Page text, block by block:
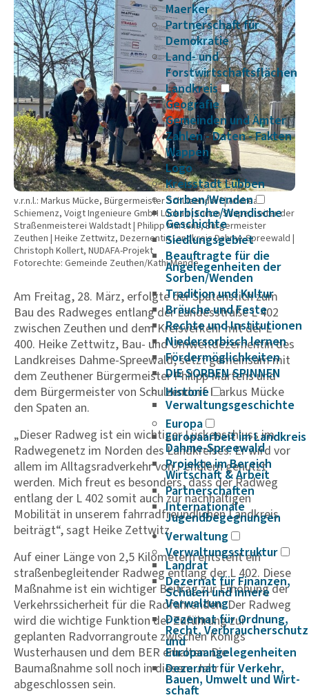
Maerker
Partnerschaft für
Demokratie
Land- und
Forstwirtschaftsflächen
Landkreis
Geografie
Gemeinden und Ämter
Zahlen - Daten - Fakten
Wappen
Logo
Kreisstadt Lübben
Sorben/Wenden
Sorbische/Wendische
Geschichte
Siedlungsgebiet
Beauftragte für die
Angelegenheiten der
Sorben/Wenden
Tradition und Kultur
Bräuche und Feste
Rechte und Institutionen
Niedersorbisch lernen
Fördermöglichkeiten
DIE SORBEN SPINNEN
Historie
Verwaltungsgeschichte
Europa
Europaarbeit im Landkreis
Dahme-Spreewald
Projekte im Bereich
Wirtschaft & Arbeit
Partnerschaften
Internationale
Jugendbegegnungen
Verwaltung
Verwaltungsstruktur
Landrat
Dezernat für Finanzen,
Schulen und innere
Verwaltung
Dezernat für Ordnung,
Recht, Verbraucherschutz
und
Europaangelegenheiten
Dezernat für Verkehr,
Bauen, Umwelt und Wirt­
schaft
v.r.n.l.: Markus Mücke, Bürgermeister Schulzendorf | Andreas
Schiemenz, Voigt Ingenieure GmbH Luckau | Enrico Saupe, Leiter der
Straßenmeisterei Waldstadt | Philipp Martens, Bürgermeister
Zeuthen | Heike Zettwitz, Dezernentin Landkreis Dahme-Spreewald |
Christoph Kollert, NUDAFA-Projekt
Fotorechte: Gemeinde Zeuthen/Kathi Mende
Am Freitag, 28. März, erfolgte der Spatenstich zum
Bau des Radweges entlang der Landesstraße L 402
zwischen Zeuthen und dem Kreisverkehr mit der L
400. Heike Zettwitz, Bau- und Umweltdezernentin des
Landkreises Dahme-Spreewald, setzt gemeinsam mit
dem Zeuthener Bürgermeister Philipp Martens und
dem Bürgermeister von Schulzendorf Markus Mücke
den Spaten an.
„Dieser Radweg ist ein wichtiger Lückenschluss im
Radwegenetz im Norden des Landkreises. Er wird vor
allem im Alltagsradverkehr von Pendlern genutzt
werden. Mich freut es besonders, dass der Radweg
entlang der L 402 somit auch zur nachhaltigen
Mobilität in unserem fahrradfreundlichen Landkreis
beiträgt“, sagt Heike Zettwitz.
Auf einer Länge von 2,5 Kilometern entsteht ein
straßenbegleitender Radweg entlang der L 402. Diese
Maßnahme ist ein wichtiger Beitrag zur Erhöhung der
Verkehrssicherheit für die Radfahrenden. Der Radweg
wird die wichtige Funktion der Zuführung zur
geplanten Radvorrangroute zwischen Königs
Wusterhausen und dem BER erhalten. Die
Baumaßnahme soll noch in diesem Jahr
abgeschlossen sein.